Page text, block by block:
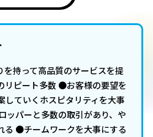
持って高品質のサービスを提
リピート多数 ●お客様の要望を
していくホスピタリティを大事
ッパーと多数の取引があり、や
る ●チームワークを大事にする